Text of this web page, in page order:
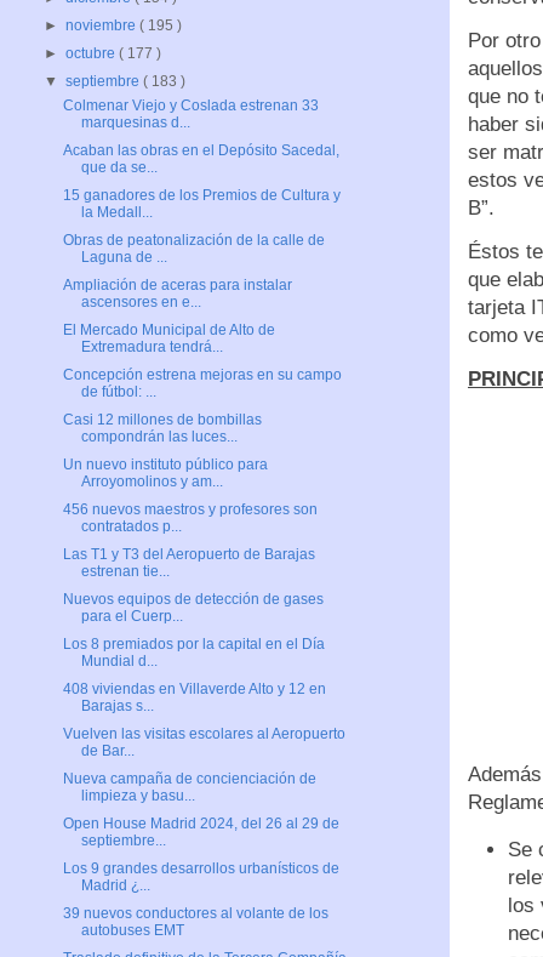
Por
que no
haber
ser
estos
B”.
Éstos
que
tarjeta
como
Se
los
►noviembre( 195 )
►octubre( 177 )
▼septiembre( 183 )
Colmenar Viejo y Coslada estrenan 33
marquesinas d...
Acaban las obras en el Depósito Sacedal,
que da se...
15 ganadores de los Premios de Cultura y
la Medall...
Obras de peatonalización de la calle de
Laguna de ...
Ampliación de aceras para instalar
ascensores en e...
El Mercado Municipal de Alto de
Extremadura tendrá...
Concepción estrena mejoras en su campo
de fútbol: ...
Casi 12 millones de bombillas
compondrán las luces...
Un nuevo instituto público para
Arroyomolinos y am...
456 nuevos maestros y profesores son
contratados p...
Las T1 y T3 del Aeropuerto de Barajas
estrenan tie...
Nuevos equipos de detección de gases
para el Cuerp...
Los 8 premiados por la capital en el Día
Mundial d...
408 viviendas en Villaverde Alto y 12 en
Barajas s...
Vuelven las visitas escolares al Aeropuerto
de Bar...
Nueva campaña de concienciación de
limpieza y basu...
Open House Madrid 2024, del 26 al 29 de
septiembre...
Los 9 grandes desarrollos urbanísticos de
Madrid ¿...
39 nuevos conductores al volante de los
autobuses EMT